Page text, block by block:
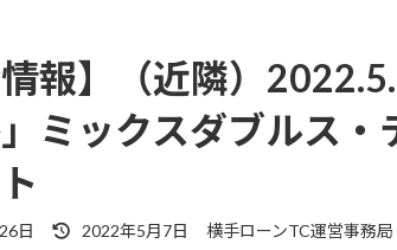
情報】（近隣）
ミックスダブルス
日
最
2022年5月7日 横手ローンTC運営事務局